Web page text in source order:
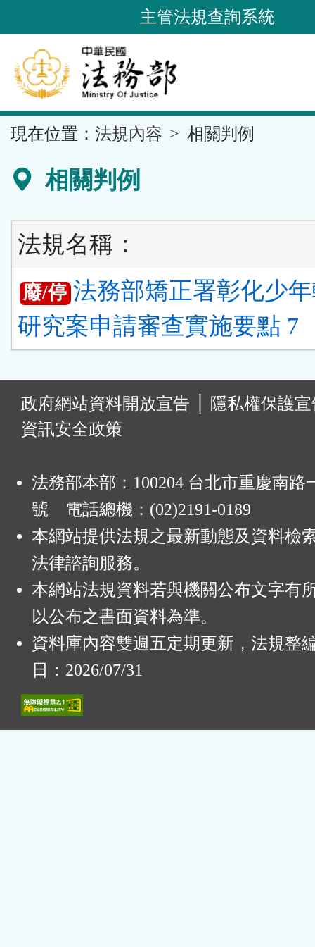
到
要
內
容
區
主管法規查詢系統
現在位置： 法規內容 相關判例
相關判例
法規名稱：
廢/停 法務部矯正署彰化少
研究案申請審查實施要點 7
政府網站資料開放宣告
隱私權保護
資訊安全政策
法務部本部：100204 台北市重慶南路
號 電話總機：(02)2191-0189
本網站提供法規之最新動態及資料檢
法律諮詢服務。
本網站法規資料若與機關公布文字有
以公布之書面資料為準。
資料庫內容雙週五定期更新，法規整
日：2026/07/31